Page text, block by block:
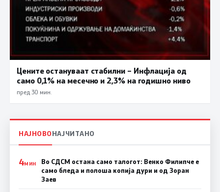
Цените остануваат стабилни – Инфлација од
само 0,1% на месечно и 2,3% на годишно ниво
пред 30 мин.
НАЈНОВОНАЈЧИТАНО
4МИН
Во СДСМ остана само талогот: Венко Филипче е
само бледа и полоша копија дури и од Зоран
Заев